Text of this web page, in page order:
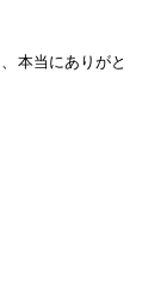
本当にありがと